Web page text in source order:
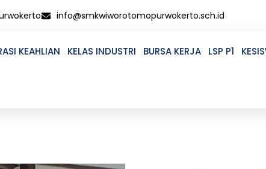
info@smkwiworotomopurwokerto.sch.id
KEAHLIAN KELAS INDUSTRI BURSA KERJA LSP P1